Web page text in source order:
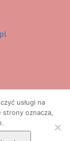
UIIS
usługi na
strony oznacza,